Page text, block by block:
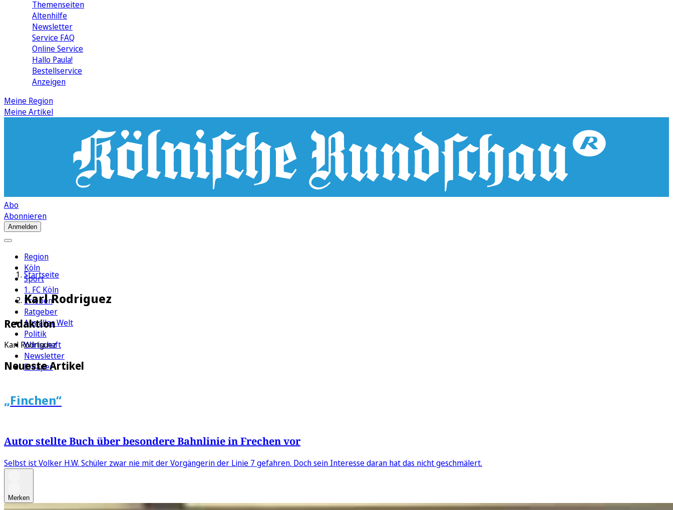
Themenseiten
Altenhilfe
Newsletter
Service FAQ
Online Service
Hallo Paula!
Bestellservice
Anzeigen
Meine Region
Meine Artikel
Abo
Abonnieren
Anmelden
Region
Köln
Sport
1. FC Köln
Erleben
Ratgeber
Aus aller Welt
Politik
Wirtschaft
Newsletter
E-Paper
Startseite
Karl Rodriguez
Redaktion
Karl Rodriguez
Neueste Artikel
„Finchen“
Autor stellte Buch über besondere Bahnlinie in Frechen vor
Selbst ist Volker H.W. Schüler zwar nie mit der Vorgängerin der Linie 7 gefahren. Doch sein Interesse daran hat das nicht geschmälert.
Merken